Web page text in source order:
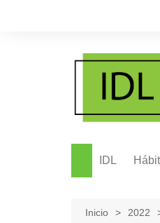
IDL
Inicio 2022